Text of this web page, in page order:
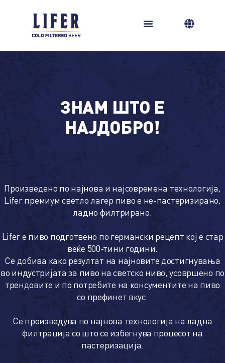
ЗНАМ ШТО Е
НАЈДОБРО!
Произведено по најнова и најсовремена технологија,
Lifer премиум светло лагер пиво е не-пастеризирано,
ладно филтрирано.
Lifer е пиво подготвено по германски рецепт кој е стар
веќе 500-тини години.
Се добива како резултат на најновите достигнувања
во индустријата за пиво на светско ниво, усовршено по
трендовите и по потребите на консументите на пиво
со префинет вкус.
Се произведува по најнова технологија на ладна
филтрација со што се избегнува процесот на
пастеризација.